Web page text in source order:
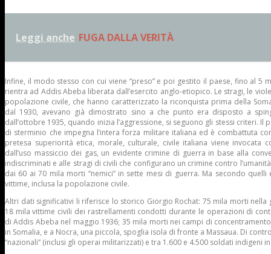
Leggi anche FUGA DALLA VERITÀ
Infine, il modo stesso con cui viene “preso” e poi gestito il paese, fino al 5
rientra ad Addis Abeba liberata dall’esercito anglo-etiopico. Le stragi, le
popolazione civile, che hanno caratterizzato la riconquista prima della
dal 1930, avevano già dimostrato sino a che punto era disposto a
dall’ottobre 1935, quando inizia l’aggressione, si seguono gli stessi criteri. Il
di sterminio che impegna l’intera forza militare italiana ed è combattuta
pretesa superiorità etica, morale, culturale, civile italiana viene invocata
dall’uso massiccio dei gas, un evidente crimine di guerra in base alla
indiscriminati e alle stragi di civili che configurano un crimine contro
dai 60 ai 70 mila morti “nemici” in sette mesi di guerra. Ma secondo
vittime, inclusa la popolazione civile.
Altri dati significativi li riferisce lo storico Giorgio Rochat: 75 mila morti
18 mila vittime civili dei rastrellamenti condotti durante le operazioni di
di Addis Abeba nel maggio 1936; 35 mila morti nei campi di
in Somalia, e a Nocra, una piccola, spoglia isola di fronte a Massaua. Di
“nazionali” (inclusi gli operai militarizzati) e tra 1.600 e 4.500 soldati indigeni